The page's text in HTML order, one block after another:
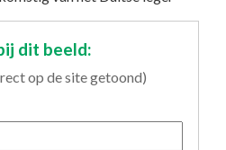
dit beeld:
op de site getoond)